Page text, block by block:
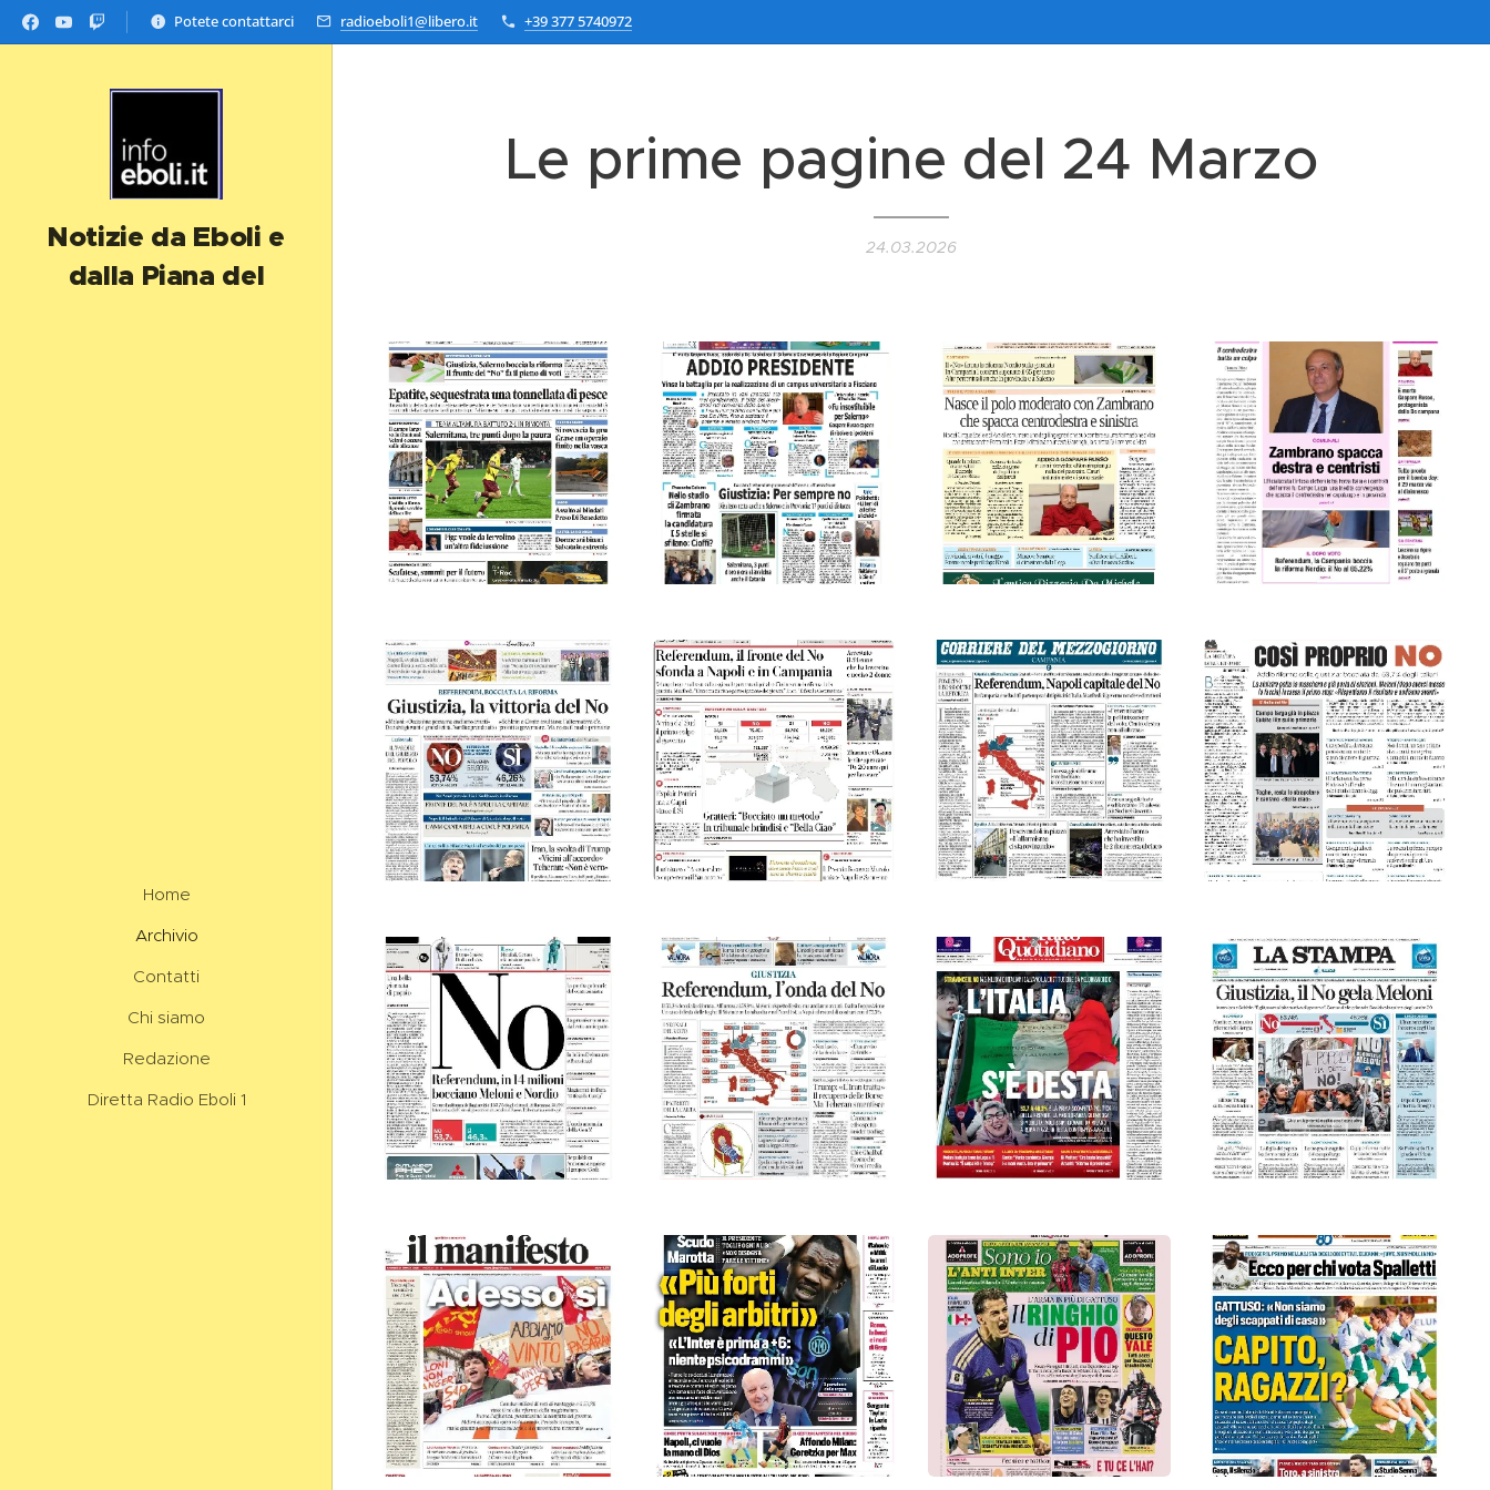
Potete contattarci radioeboli1@libero.it +39 377 5740972
Notizie da Eboli e
dalla Piana del
Home
Archivio
Contatti
Chi siamo
Redazione
Diretta Radio Eboli 1
Le prime pagine del 24 Marzo
24.03.2026